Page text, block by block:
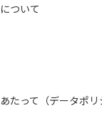
ついて
たって（データポリ